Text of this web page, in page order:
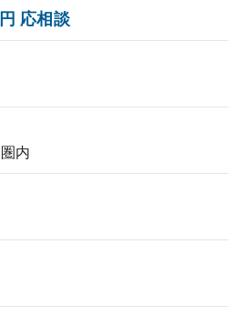
～ 18:00（平日）
応相談
内